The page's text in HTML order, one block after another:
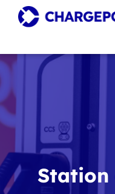
Station